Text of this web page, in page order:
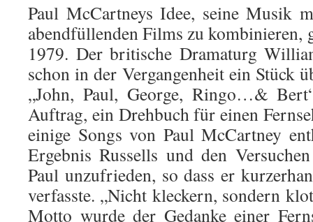
Paul McCartneys Idee, seine Musik
abendfüllenden Films zu kombinieren,
1979. Der britische Dramaturg
schon in der Vergangenheit ein Stück
„John, Paul, George, Ringo…&
Auftrag, ein Drehbuch für einen
einige Songs von Paul McCartney
Ergebnis Russells und den
Paul unzufrieden, so dass er
verfasste. „Nicht kleckern, sondern
Motto wurde der Gedanke einer